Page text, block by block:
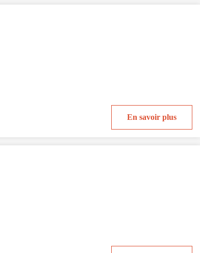
En savoir plus